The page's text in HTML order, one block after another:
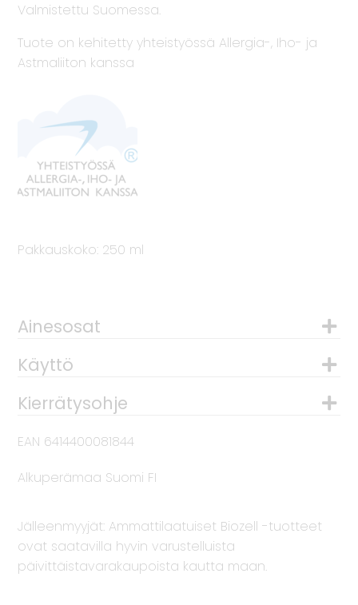
Valmistettu Suomessa.
Tuote on kehitetty yhteistyössä Allergia-, Iho- ja
Astmaliiton kanssa
Pakkauskoko: 250 ml
Ainesosat
Käyttö
Kierrätysohje
EAN 6414400081844
Alkuperämaa Suomi FI
Jälleenmyyjät: Ammattilaatuiset Biozell -tuotteet
ovat saatavilla hyvin varustelluista
päivittäistavarakaupoista kautta maan.